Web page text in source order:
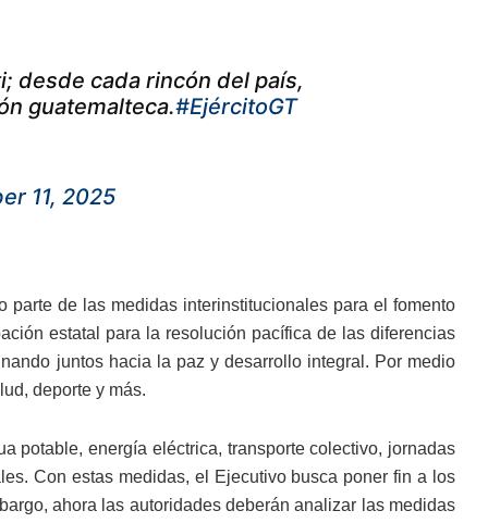
desde cada rincón del país,
guatemalteca.#EjércitoGT
11, 2025
de las medidas interinstitucionales para el fomento
estatal para la resolución pacífica de las diferencias
juntos hacia la paz y desarrollo integral. Por medio
deporte y más.
potable, energía eléctrica, transporte colectivo, jornadas
Con estas medidas, el Ejecutivo busca poner fin a los
ahora las autoridades deberán analizar las medidas